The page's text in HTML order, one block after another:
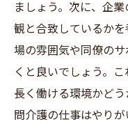
ましょう。次に、企
観と合致しているか
場の雰囲気や同僚の
くと良いでしょう。
長く働ける環境かど
問介護の仕事はやり